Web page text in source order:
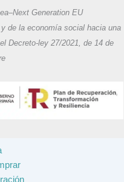
Generation EU
de la economía social hacia una
Decreto-ley 27/2021, de 14 de